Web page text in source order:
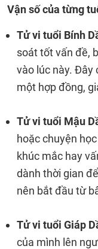
Vận số của từng
Tử vi tuổi Bính
soát tốt vấn đề,
vào lúc này. Đây
một hợp đồng,
Tử vi tuổi Mậu
hoặc chuyện
khúc mắc hay
dành thời gian
nên bắt đầu từ
Tử vi tuổi Giáp
của mình lên